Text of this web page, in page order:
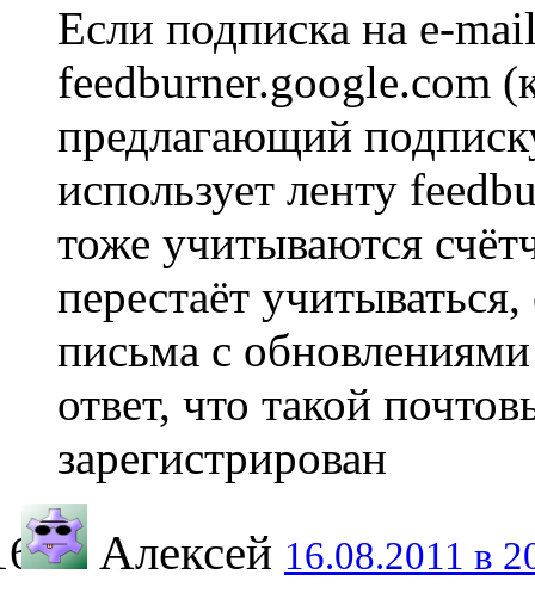
Если подписка на e-
feedburner.google.com
предлагающий
использует ленту
тоже учитываются
перестаёт
письма с
ответ, что такой
зарегистрирован
Алексей 16.08.2011 в